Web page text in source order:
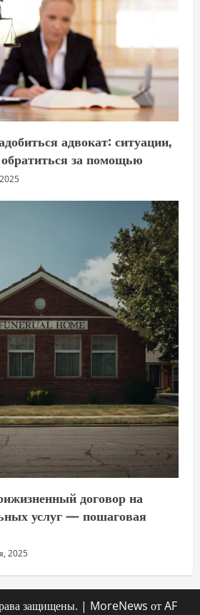
адвокат: ситуации,
за помощью
договор на
услуг — пошаговая
2025
защищены. | MoreNews от AF